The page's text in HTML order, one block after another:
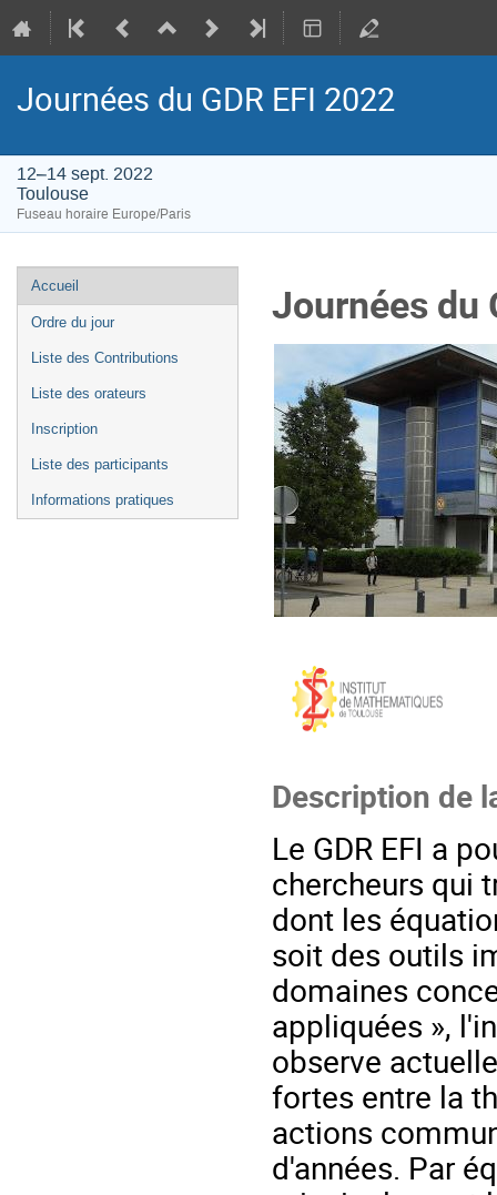
Journées du GDR EFI 2022
12–14 sept. 2022
Toulouse
Fuseau horaire Europe/Paris
Menu
de
l'événement
Accueil
Ordre du jour
Liste des Contributions
Liste des orateurs
Inscription
Liste des participants
Informations pratiques
Journées du
Description de
Le GDR EFI a
chercheurs qui
dont les
soit des outils
domaines
appliquées »,
observe
fortes entre la
actions
d'années. Par